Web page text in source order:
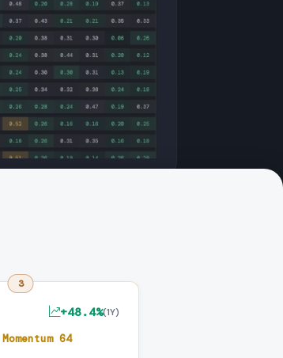
3
+48.4%(1Y)
Momentum 64